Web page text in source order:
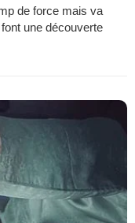
de force mais va
une découverte